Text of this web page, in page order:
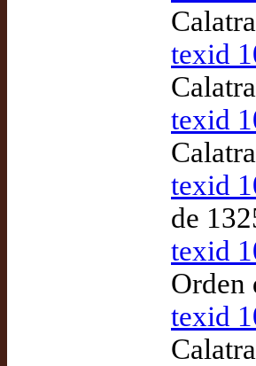
texid
texid
texid
de
texid
Orden
texid